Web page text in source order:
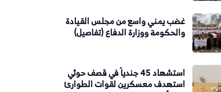
غضب يمني واسع من مجلس القيادة
والحكومة ووزارة الدفاع (تفاصيل)
استشهاد 45 جندياً في قصف حوثي
استهدف معسكرين لقوات الطوارئ